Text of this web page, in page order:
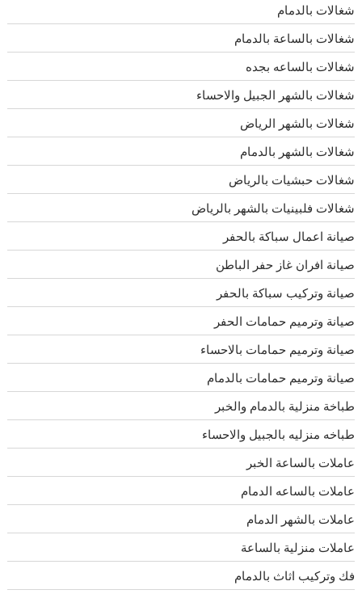
شغالات بالدمام
شغالات بالساعة بالدمام
شغالات بالساعه بجده
شغالات بالشهر الجبيل والاحساء
شغالات بالشهر الرياض
شغالات بالشهر بالدمام
شغالات حبشيات بالرياض
شغالات فلبينيات بالشهر بالرياض
صيانة اعمال سباكة بالحفر
صيانة افران غاز حفر الباطن
صيانة وتركيب سباكة بالحفر
صيانة وترميم حمامات الحفر
صيانة وترميم حمامات بالاحساء
صيانة وترميم حمامات بالدمام
طباخة منزلية بالدمام والخبر
طباخه منزليه بالجبيل والاحساء
عاملات بالساعة الخبر
عاملات بالساعه الدمام
عاملات بالشهر الدمام
عاملات منزلية بالساعة
فك وتركيب اثاث بالدمام